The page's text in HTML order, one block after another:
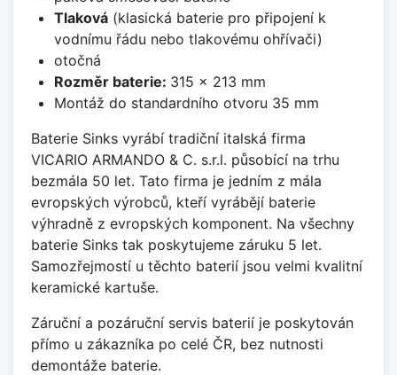
Tlaková(klasická baterie pro připojení k
vodnímu řádu nebo tlakovému ohřívači)
otočná
Rozměr baterie: 315 x 213 mm
Montáž do standardního otvoru 35 mm
Baterie Sinks vyrábí tradiční italská firma
VICARIO ARMANDO & C. s.r.l. působící na trhu
bezmála 50 let. Tato firma je jedním z mála
evropských výrobců, kteří vyrábějí baterie
výhradně z evropských komponent. Na všechny
baterie Sinks tak poskytujeme záruku 5 let.
Samozřejmostí u těchto baterií jsou velmi kvalitní
keramické kartuše.
Záruční a pozáruční servis baterií je poskytován
přímo u zákazníka po celé ČR, bez nutnosti
demontáže baterie.